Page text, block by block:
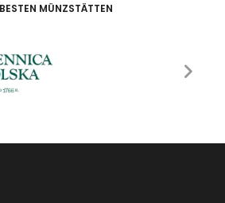
MÜNZSTÄTTEN